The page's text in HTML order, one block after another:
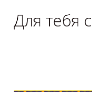
Для тебя